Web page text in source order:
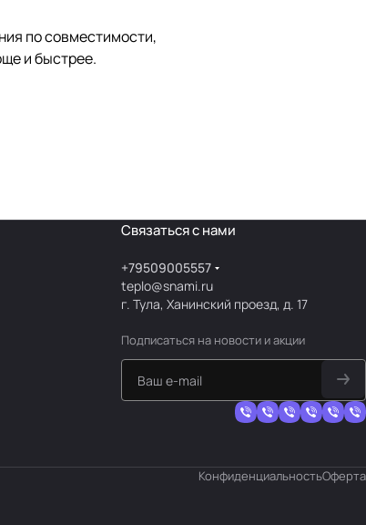
по совместимости,
и быстрее.
Связаться с нами
+79509005557
teplo@snami.ru
г. Тула, Ханинский проезд, д. 17
Подписаться на новости и акции
КонфиденциальностьОферта